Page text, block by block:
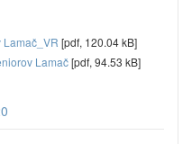
Lamač_VR [pdf, 120.04 kB]
Lamač[pdf, 94.53 kB]